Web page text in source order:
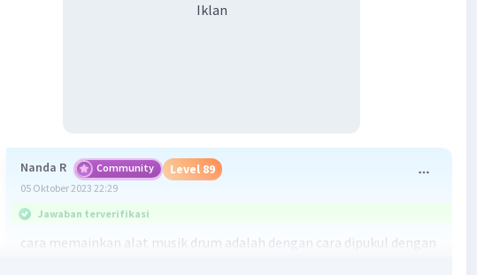
Iklan
Nanda R Community Level 89
05 Oktober 2023 22:29
Jawaban terverifikasi
cara memainkan alat musik drum adalah dengan cara dipukul dengan